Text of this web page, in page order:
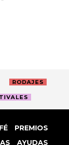
RODAJES
PREMIOS
AYUDAS